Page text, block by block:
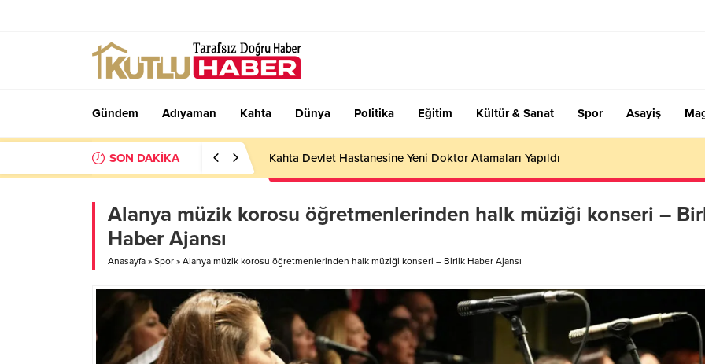
Gündem Adıyaman Kahta Dünya Politika Eğitim Kültür & Sanat Spor Asayiş
SON DAKİKA Kahta Devlet Hastanesine Yeni Doktor Atamaları Yapıldı
Alanya müzik korosu öğretmenlerinden halk müziği konseri –
Haber Ajansı
Anasayfa » Spor » Alanya müzik korosu öğretmenlerinden halk müziği konseri – Birlik Haber Ajansı